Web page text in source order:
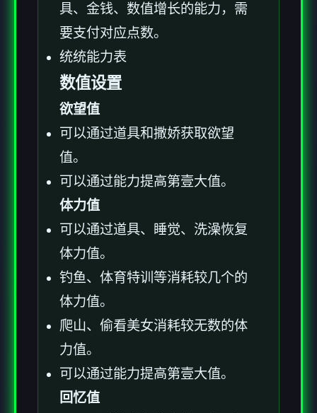
具、金钱、数值增长的能力，需
要支付对应点数。
统统能力表
数值设置
欲望值
可以通过道具和撒娇获取欲望
值。
可以通过能力提高第壹大值。
体力值
可以通过道具、睡觉、洗澡恢复
体力值。
钓鱼、体育特训等消耗较几个的
体力值。
爬山、偷看美女消耗较无数的体
力值。
可以通过能力提高第壹大值。
回忆值